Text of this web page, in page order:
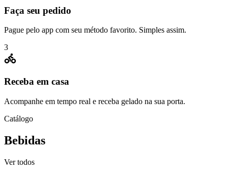
Faça seu pedido
Pague pelo app com seu método favorito. Simples assim.
3
Receba em casa
Acompanhe em tempo real e receba gelado na sua porta.
Catálogo
Bebidas
Ver todos